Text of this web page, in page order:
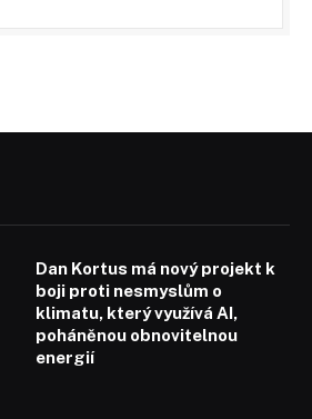
Dan Kortus má nový projekt k
boji proti nesmyslům o
klimatu, který využívá AI,
poháněnou obnovitelnou
energií